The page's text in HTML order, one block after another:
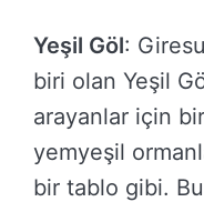
Yeşil Göl:
biri olan Yeşil
arayanlar için
yemyeşil
bir tablo gibi.